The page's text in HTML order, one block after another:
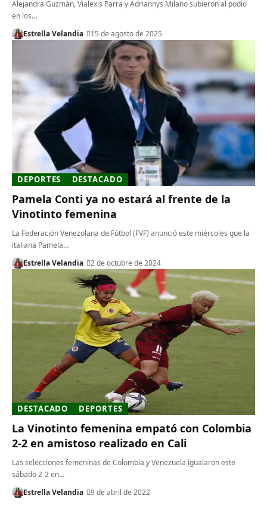
Alejandra Guzmán, Vialexis Parra y Adriannys Milano subieron al podio
en los…
Estrella Velandia
15 de agosto de 2025
DEPORTES DESTACADO
Pamela Conti ya no estará al frente de la
Vinotinto femenina
La Federación Venezolana de Fútbol (FVF) anunció este miércoles que la
italiana Pamela…
Estrella Velandia
2 de octubre de 2024
DESTACADO DEPORTES
La Vinotinto femenina empató con Colombia
2-2 en amistoso realizado en Cali
Las selecciones femeninas de Colombia y Venezuela igualaron este
sábado 2-2 en…
Estrella Velandia
9 de abril de 2022